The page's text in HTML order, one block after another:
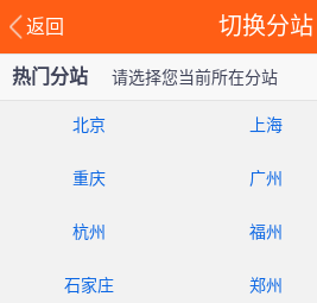
返回 切换分站
热门分站 请选择您当前所在分站
北京 上海
重庆 广州
杭州 福州
石家庄 郑州